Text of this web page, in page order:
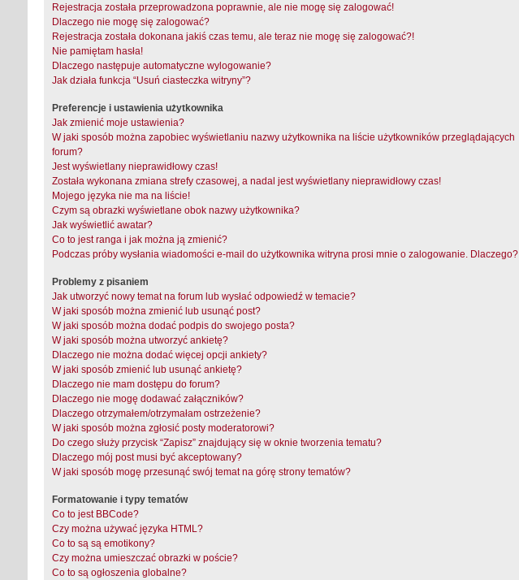
Rejestracja została przeprowadzona poprawnie, ale nie mogę się zalogować!
Dlaczego nie mogę się zalogować?
Rejestracja została dokonana jakiś czas temu, ale teraz nie mogę się zalogować?!
Nie pamiętam hasła!
Dlaczego następuje automatyczne wylogowanie?
Jak działa funkcja “Usuń ciasteczka witryny”?
Preferencje i ustawienia użytkownika
Jak zmienić moje ustawienia?
W jaki sposób można zapobiec wyświetlaniu nazwy użytkownika na liście użytkowników przeglądających
forum?
Jest wyświetlany nieprawidłowy czas!
Została wykonana zmiana strefy czasowej, a nadal jest wyświetlany nieprawidłowy czas!
Mojego języka nie ma na liście!
Czym są obrazki wyświetlane obok nazwy użytkownika?
Jak wyświetlić awatar?
Co to jest ranga i jak można ją zmienić?
Podczas próby wysłania wiadomości e-mail do użytkownika witryna prosi mnie o zalogowanie. Dlaczego?
Problemy z pisaniem
Jak utworzyć nowy temat na forum lub wysłać odpowiedź w temacie?
W jaki sposób można zmienić lub usunąć post?
W jaki sposób można dodać podpis do swojego posta?
W jaki sposób można utworzyć ankietę?
Dlaczego nie można dodać więcej opcji ankiety?
W jaki sposób zmienić lub usunąć ankietę?
Dlaczego nie mam dostępu do forum?
Dlaczego nie mogę dodawać załączników?
Dlaczego otrzymałem/otrzymałam ostrzeżenie?
W jaki sposób można zgłosić posty moderatorowi?
Do czego służy przycisk “Zapisz” znajdujący się w oknie tworzenia tematu?
Dlaczego mój post musi być akceptowany?
W jaki sposób mogę przesunąć swój temat na górę strony tematów?
Formatowanie i typy tematów
Co to jest BBCode?
Czy można używać języka HTML?
Co to są są emotikony?
Czy można umieszczać obrazki w poście?
Co to są ogłoszenia globalne?